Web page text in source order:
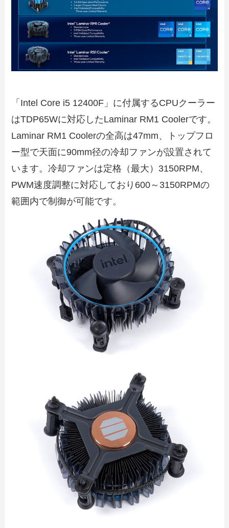
「Intel Core i5 12400F」に付属するCPUクーラー
はTDP65Wに対応したLaminar RM1 Coolerです。
Laminar RM1 Coolerの全高は47mm、トップフロ
ー型で天面に90mm径の冷却ファンが設置されて
います。冷却ファンは定格（最大）3150RPM、
PWM速度調整に対応しており600～3150RPMの
範囲内で制御が可能です。